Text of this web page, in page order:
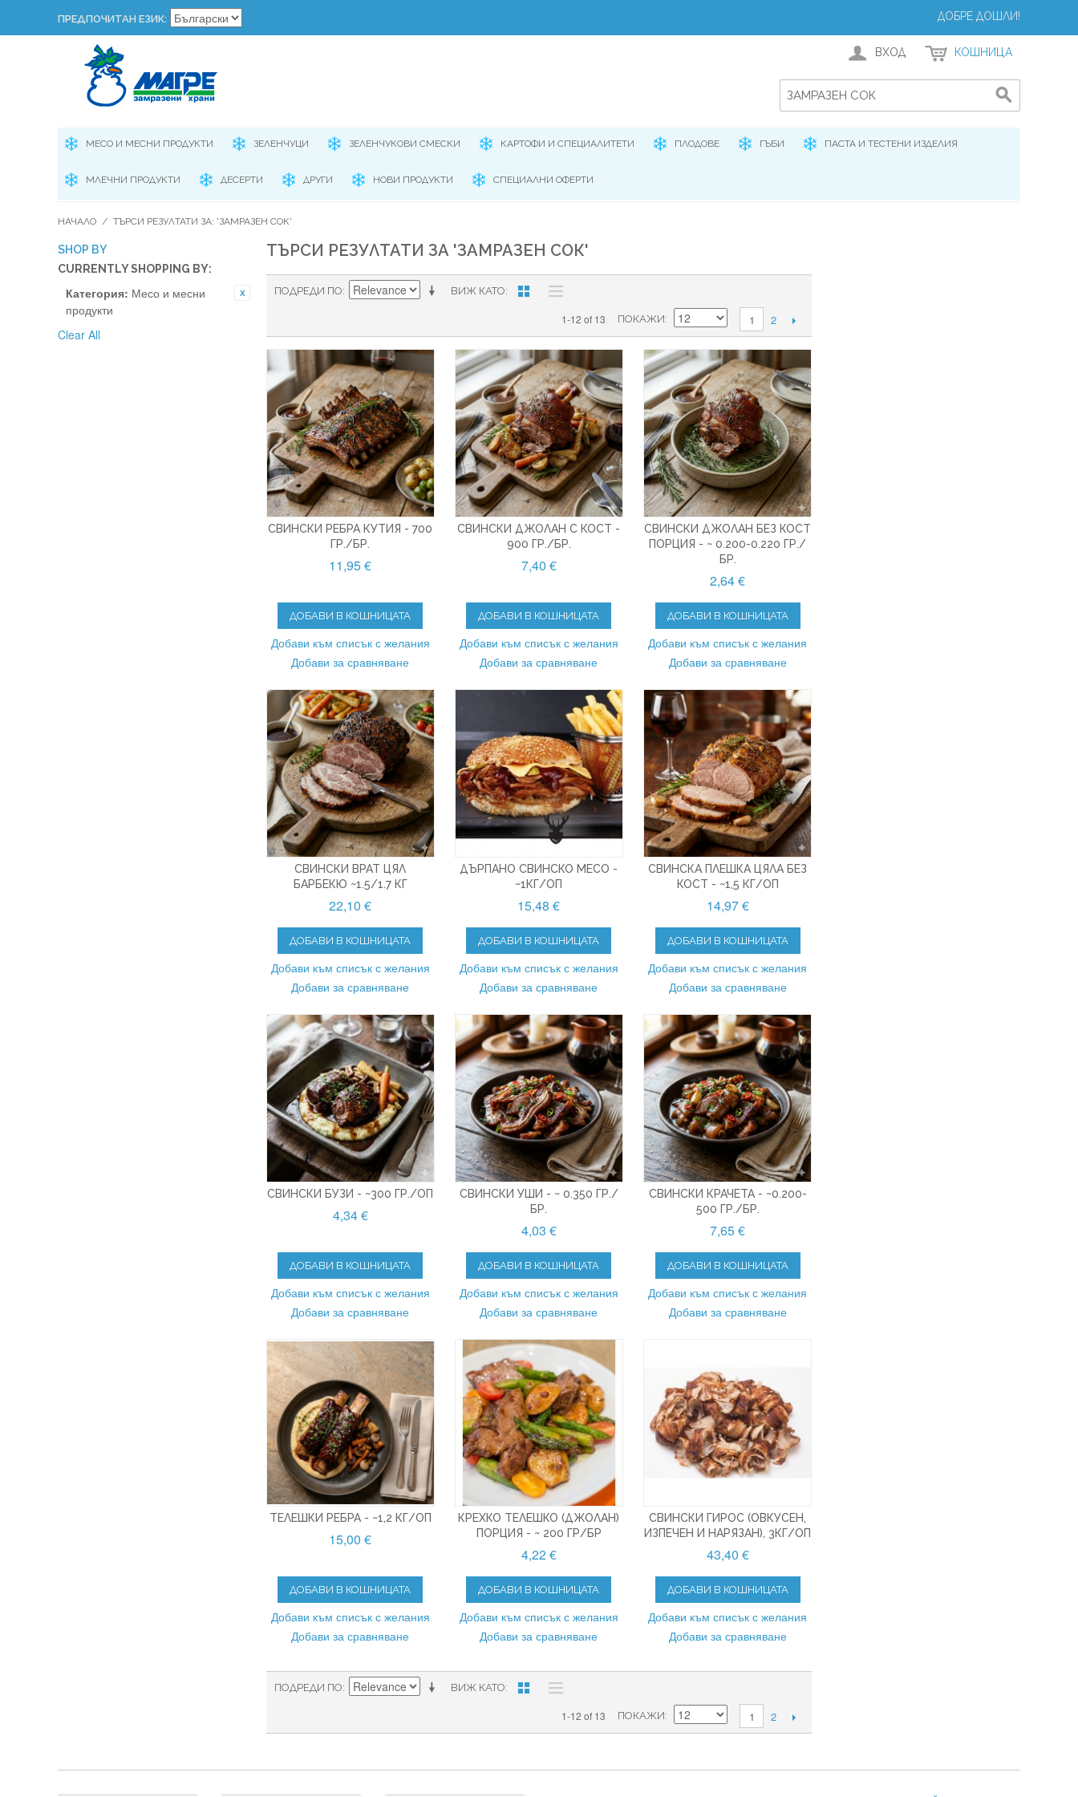
ПРЕДПОЧИТАН ЕЗИК: ДОБРЕ ДОШЛИ!
ВХОД КОШНИЦА
МЕСО И МЕСНИ ПРОДУКТИ ЗЕЛЕНЧУЦИ ЗЕЛЕНЧУКОВИ СМЕСКИ КАРТОФИ И СПЕЦИАЛИТЕТИ ПЛОДОВЕ ГЪБИ ПАСТА И ТЕСТЕНИ ИЗДЕЛИЯ
МЛЕЧНИ ПРОДУКТИ ДЕСЕРТИ ДРУГИ НОВИ ПРОДУКТИ СПЕЦИАЛНИ ОФЕРТИ
НАЧАЛО / ТЪРСИ РЕЗУЛТАТИ ЗА: 'ЗАМРАЗЕН СОК'
SHOP BY
CURRENTLY SHOPPING BY:
Категория: Месо и месни
продукти
Clear All
ТЪРСИ РЕЗУЛТАТИ ЗА 'ЗАМРАЗЕН СОК'
ВИЖ КАТО
ПОДРЕДИ ПО
1-12 of 13 ПОКАЖИ 1 2
СВИНСКИ РЕБРА КУТИЯ - 700
ГР./БР.
11,95 €
ДОБАВИ В КОШНИЦАТА
Добави към списък с желания
Добави за сравняване
СВИНСКИ ДЖОЛАН С КОСТ -
900 ГР./БР.
7,40 €
ДОБАВИ В КОШНИЦАТА
Добави към списък с желания
Добави за сравняване
СВИНСКИ ДЖОЛАН БЕЗ КОСТ
ПОРЦИЯ - ~ 0.200-0.220 ГР./
БР.
2,64 €
ДОБАВИ В КОШНИЦАТА
Добави към списък с желания
Добави за сравняване
СВИНСКИ ВРАТ ЦЯЛ
БАРБЕКЮ ~1.5/1.7 КГ
22,10 €
ДОБАВИ В КОШНИЦАТА
Добави към списък с желания
Добави за сравняване
ДЪРПАНО СВИНСКО МЕСО -
~1КГ/ОП
15,48 €
ДОБАВИ В КОШНИЦАТА
Добави към списък с желания
Добави за сравняване
СВИНСКА ПЛЕШКА ЦЯЛА БЕЗ
КОСТ - ~1,5 КГ/ОП
14,97 €
ДОБАВИ В КОШНИЦАТА
Добави към списък с желания
Добави за сравняване
СВИНСКИ БУЗИ - ~300 ГР./ОП
4,34 €
ДОБАВИ В КОШНИЦАТА
Добави към списък с желания
Добави за сравняване
СВИНСКИ УШИ - ~ 0.350 ГР./
БР.
4,03 €
ДОБАВИ В КОШНИЦАТА
Добави към списък с желания
Добави за сравняване
СВИНСКИ КРАЧЕТА - ~0.200-
500 ГР./БР.
7,65 €
ДОБАВИ В КОШНИЦАТА
Добави към списък с желания
Добави за сравняване
ТЕЛЕШКИ РЕБРА - ~1,2 КГ/ОП
15,00 €
ДОБАВИ В КОШНИЦАТА
Добави към списък с желания
Добави за сравняване
КРЕХКО ТЕЛЕШКО (ДЖОЛАН)
ПОРЦИЯ - ~ 200 ГР/БР
4,22 €
ДОБАВИ В КОШНИЦАТА
Добави към списък с желания
Добави за сравняване
СВИНСКИ ГИРОС (ОВКУСЕН,
ИЗПЕЧЕН И НАРЯЗАН), 3КГ/ОП
43,40 €
ДОБАВИ В КОШНИЦАТА
Добави към списък с желания
Добави за сравняване
ВИЖ КАТО
ПОДРЕДИ ПО
1-12 of 13 ПОКАЖИ 1 2